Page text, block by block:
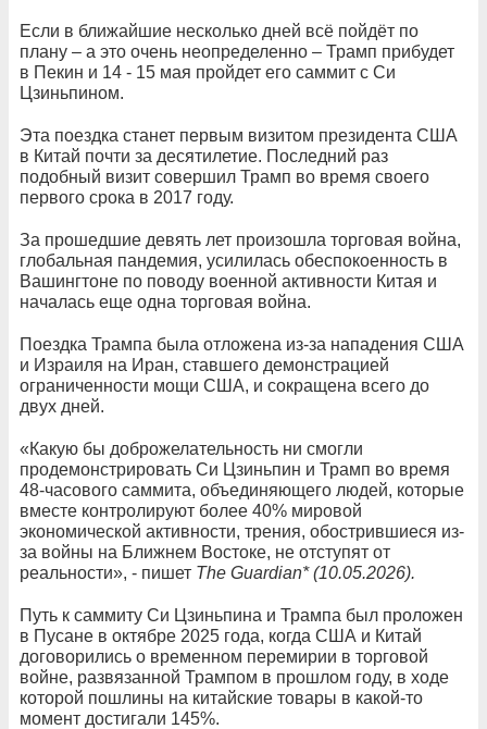
Если в ближайшие несколько дней всё пойдёт по
плану – а это очень неопределенно – Трамп прибудет
в Пекин и 14 - 15 мая пройдет его саммит с Си
Цзиньпином.
Эта поездка станет первым визитом президента США
в Китай почти за десятилетие. Последний раз
подобный визит совершил Трамп во время своего
первого срока в 2017 году.
За прошедшие девять лет произошла торговая война,
глобальная пандемия, усилилась обеспокоенность в
Вашингтоне по поводу военной активности Китая и
началась еще одна торговая война.
Поездка Трампа была отложена из-за нападения США
и Израиля на Иран, ставшего демонстрацией
ограниченности мощи США, и сокращена всего до
двух дней.
«Какую бы доброжелательность ни смогли
продемонстрировать Си Цзиньпин и Трамп во время
48-часового саммита, объединяющего людей, которые
вместе контролируют более 40% мировой
экономической активности, трения, обострившиеся из-
за войны на Ближнем Востоке, не отступят от
реальности», - пишет The Guardian* (10.05.2026).
Путь к саммиту Си Цзиньпина и Трампа был проложен
в Пусане в октябре 2025 года, когда США и Китай
договорились о временном перемирии в торговой
войне, развязанной Трампом в прошлом году, в ходе
которой пошлины на китайские товары в какой-то
момент достигали 145%.